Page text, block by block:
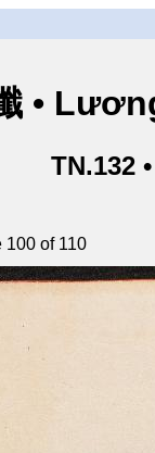
•
TN.132
100 of 110